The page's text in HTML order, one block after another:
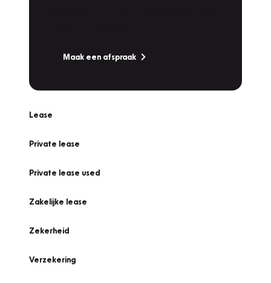
Maak een afspraak
Lease
Private lease
Private lease used
Zakelijke lease
Zekerheid
Verzekering